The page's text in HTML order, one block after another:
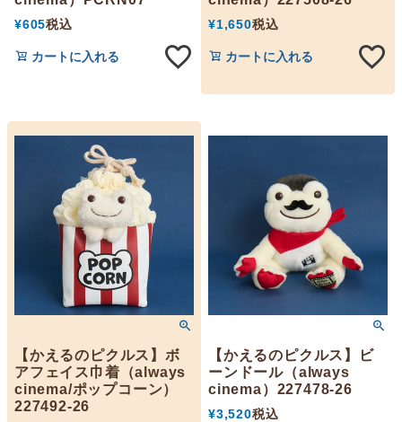
¥605税込
カートに入れる
¥1,650税込
カートに入れる
【かえるのピクルス】ボ
アフェイス巾着（always
cinema/ポップコーン）
227492-26
【かえるのピクルス】ビ
ーンドール（always
cinema）227478-26
¥3,520税込